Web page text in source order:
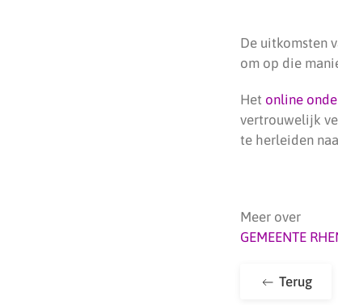
De uitkomsten
om op die
Het online
vertrouwelijk
te herleiden
Meer over
GEMEENTE
Terug